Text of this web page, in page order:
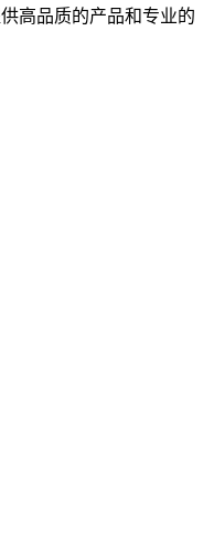
高品质的产品和专业的